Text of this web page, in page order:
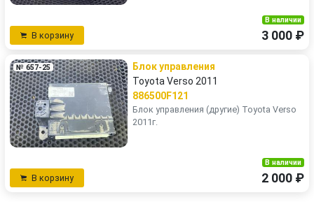
В корзину
В наличии
3 000 ₽
№ 657-25
Блок управления
Toyota Verso 2011
886500F121
Блок управления (другие) Toyota Verso
2011г.
В корзину
В наличии
2 000 ₽